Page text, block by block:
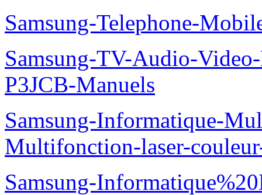
Samsung-Telephone-
Samsung-TV-Audio-
P3JCB-Manuels
Samsung-Informatique-
Multifonction-laser-
Samsung-